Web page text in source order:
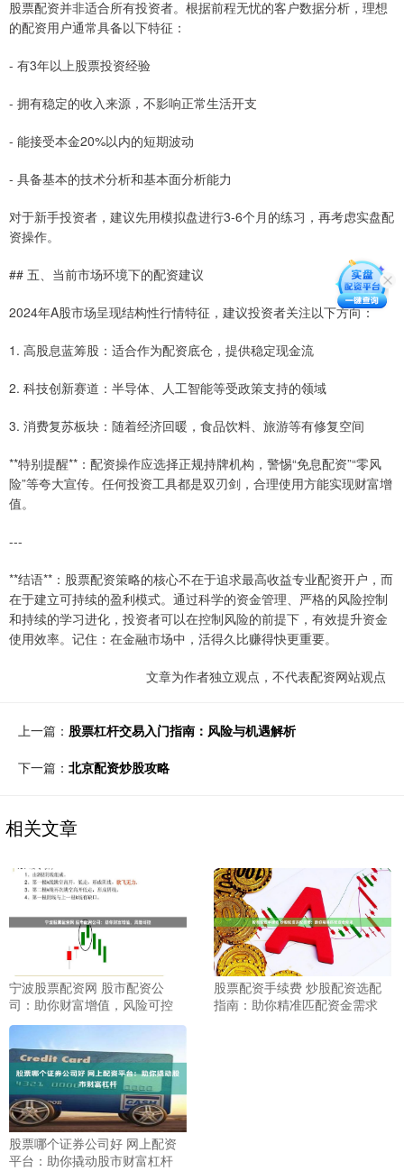
股票配资并非适合所有投资者。根据前程无忧的客户数据分析，理想
的配资用户通常具备以下特征：
- 有3年以上股票投资经验
- 拥有稳定的收入来源，不影响正常生活开支
- 能接受本金20%以内的短期波动
- 具备基本的技术分析和基本面分析能力
对于新手投资者，建议先用模拟盘进行3-6个月的练习，再考虑实盘配
资操作。
## 五、当前市场环境下的配资建议
2024年A股市场呈现结构性行情特征，建议投资者关注以下方向：
1. 高股息蓝筹股：适合作为配资底仓，提供稳定现金流
2. 科技创新赛道：半导体、人工智能等受政策支持的领域
3. 消费复苏板块：随着经济回暖，食品饮料、旅游等有修复空间
**特别提醒**：配资操作应选择正规持牌机构，警惕“免息配资”“零风
险”等夸大宣传。任何投资工具都是双刃剑，合理使用方能实现财富增
值。
---
**结语**：股票配资策略的核心不在于追求最高收益专业配资开户，而
在于建立可持续的盈利模式。通过科学的资金管理、严格的风险控制
和持续的学习进化，投资者可以在控制风险的前提下，有效提升资金
使用效率。记住：在金融市场中，活得久比赚得快更重要。
文章为作者独立观点，不代表配资网站观点
上一篇： 股票杠杆交易入门指南：风险与机遇解析
下一篇： 北京配资炒股攻略
相关文章
宁波股票配资网 股市配资公
司：助你财富增值，风险可控
股票配资手续费 炒股配资选配
指南：助你精准匹配资金需求
股票哪个证券公司好 网上配资
平台：助你撬动股市财富杠杆